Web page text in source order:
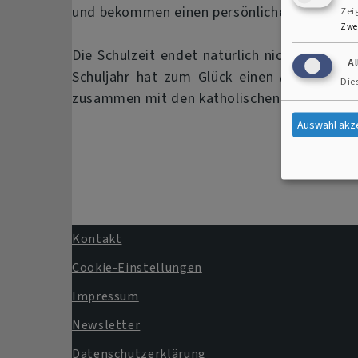
und bekommen einen persönlichen Segen
Die Schulzeit endet natürlich nicht nach
Schuljahr hat zum Glück einen Anfang
zusammen mit den katholischen
Fußbereichsmenü
Kontakt
Cookie-Einstellungen
Impressum
Newsletter
Datenschutzerklärung
Auswahl